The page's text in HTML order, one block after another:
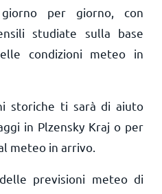
giorno per giorno, con
studiate sulla base
condizioni meteo in
storiche ti sarà di aiuto
in Plzensky Kraj o per
meteo in arrivo.
previsioni meteo di